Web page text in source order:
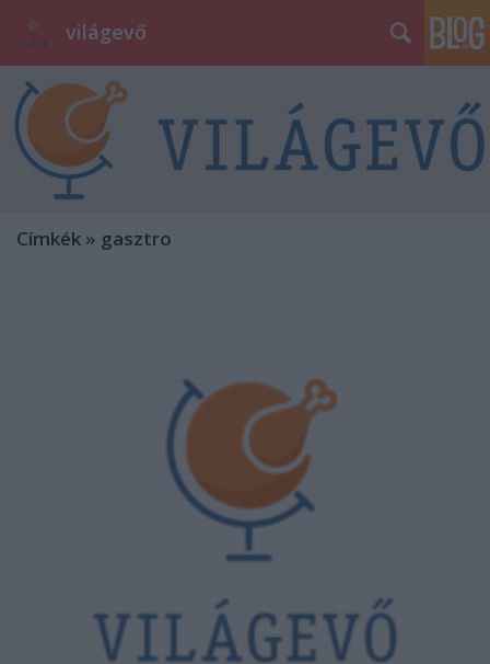
világevő
Címkék » gasztro